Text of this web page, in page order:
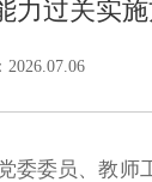
力过关实
2026.07.06
委委员、教师